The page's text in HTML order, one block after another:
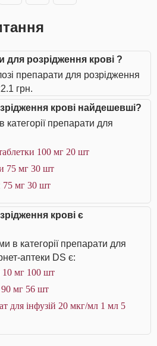
для розрідження крові ?
препарати для розрідження
грн.
крові найдешевші?
препарати для
100 мг 20 шт
75 мг 30 шт
75 мг 30 шт
крові є
в категорії препарати для
аптеки DS є:
10 мг 100 шт
90 мг 56 шт
для інфузій 20 мкг/мл 1 мл 5